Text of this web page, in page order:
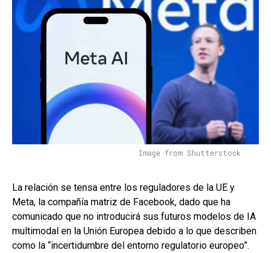
Image from Shutterstock
La relación se tensa entre los reguladores de la UE y
Meta, la compañía matriz de Facebook, dado que ha
comunicado que no introducirá sus futuros modelos de IA
multimodal en la Unión Europea debido a lo que describen
como la “incertidumbre del entorno regulatorio europeo”.